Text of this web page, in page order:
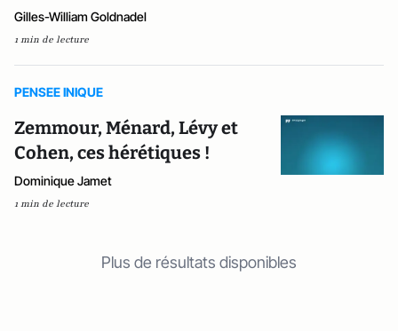
Gilles-William Goldnadel
1 min de lecture
PENSEE INIQUE
Zemmour, Ménard, Lévy et
Cohen, ces hérétiques !
Dominique Jamet
1 min de lecture
Plus de résultats disponibles